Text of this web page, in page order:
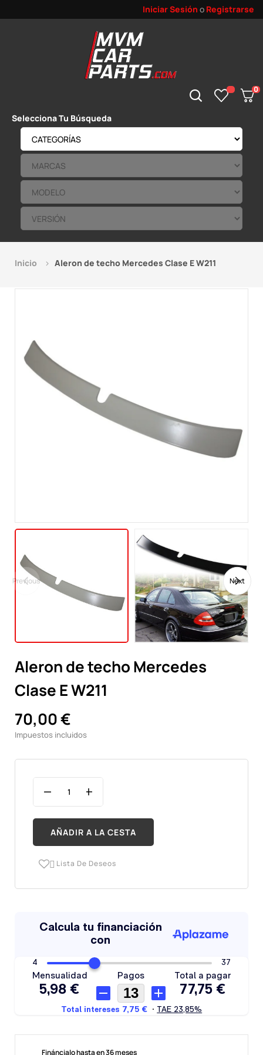
Iniciar Sesión o Registrarse
0
Selecciona Tu Búsqueda
Inicio Aleron de techo Mercedes Clase E W211
Previous Next
Aleron de techo Mercedes
Clase E W211
70,00 €
Impuestos incluidos
AÑADIR A LA CESTA
 Lista De Deseos
Fináncialo hasta en 36 meses